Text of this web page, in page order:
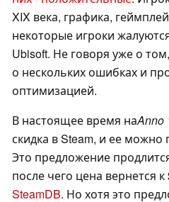
XIX века, графика,
некоторые игроки
Ubisoft. Не говоря уже о
о нескольких ошибках и
оптимизацией.
В настоящее время наAnno
скидка в Steam, и ее можно
Это предложение
после чего цена вернется к
SteamDB. Но хотя это